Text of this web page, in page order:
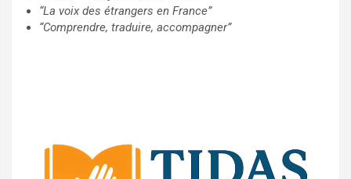
“La voix des étrangers en France”
“Comprendre, traduire, accompagner”